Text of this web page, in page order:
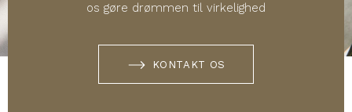
os gøre drømmen til virkelighed
KONTAKT OS